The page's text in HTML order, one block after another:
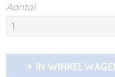
Aantal
IN